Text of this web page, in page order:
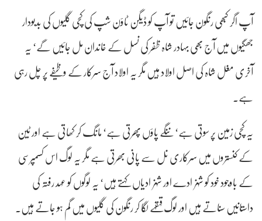
آپ اگر کبھی رنگون جائیں تو آپ کو ڈیگن ٹاؤن شپ کی کچی گلیوں کی بدبودار
جھگیوں میں آج بھی بہادر شاہ ظفر کی نسل کے خاندان مل جائیں گے‘ یہ
آخری مغل شاہ کی اصل اولاد ہیں مگر یہ اولاد آج سرکار کے وظیفے پر چل رہی
ہے۔
یہ کچی زمین پر سوتی ہے‘ ننگے پاؤں پھرتی ہے‘ مانگ کر کھاتی ہے اور ٹین
کے کنستروں میں سرکاری نل سے پانی بھرتی ہے مگر یہ لوگ اس کسمپرسی
کے باوجود خود کو شہزادے اور شہزادیاں کہتے ہیں‘ یہ لوگوں کو عہد رفتہ کی
داستانیں سناتے ہیں اور لوگ قہقہے لگا کر رنگون کی گلیوں میں گم ہو جاتے ہیں۔